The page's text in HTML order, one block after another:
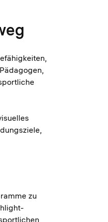
zu